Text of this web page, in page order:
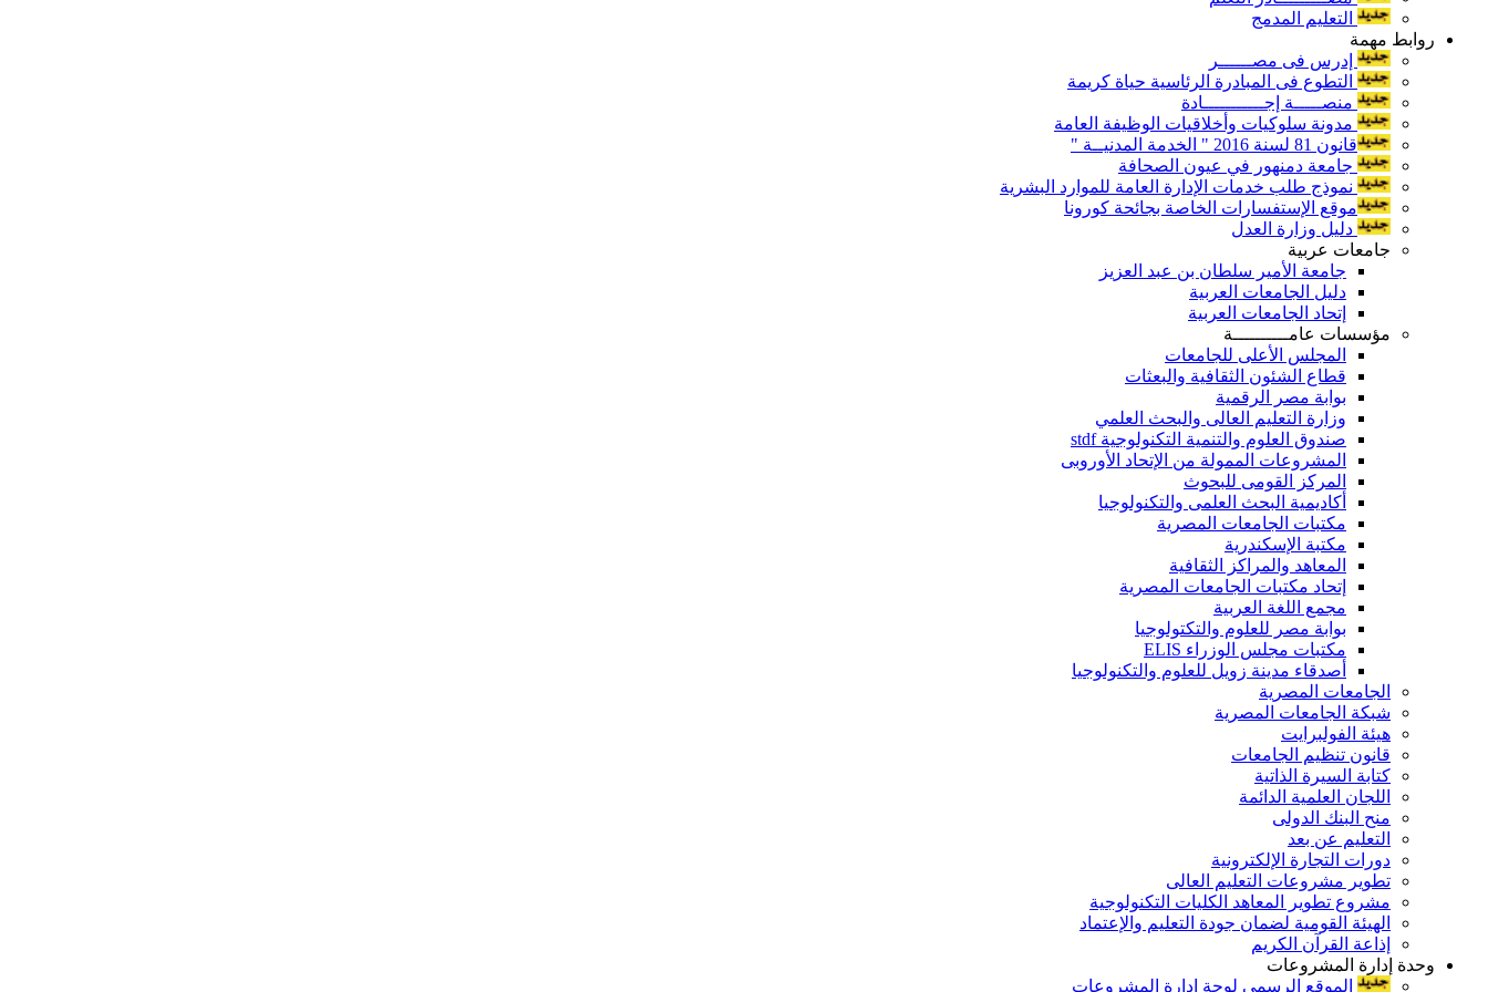
التعليم المدمج
روابط مهمة
إدرس فى مصــــــر
التطوع فى المبادرة الرئاسية حياة كريمة
منصـــــة إجـــــــــــادة
مدونة سلوكيات وأخلاقيات الوظيفة العامة
قانون 81 لسنة 2016 " الخدمة المدنيــة "
جامعة دمنهور في عيون الصحافة
نموذج طلب خدمات الإدارة العامة للموارد البشرية
موقع الإستفسارات الخاصة بجائحة كورونا
دليل وزارة العدل
جامعات عربية
جامعة الأمير سلطان بن عبد العزيز
دليل الجامعات العربية
إتحاد الجامعات العربية
مؤسسات عامــــــــــة
المجلس الأعلى للجامعات
قطاع الشئون الثقافية والبعثات
بوابة مصر الرقمية
وزارة التعليم العالى والبحث العلمي
صندوق العلوم والتنمية التكنولوجية stdf
المشروعات الممولة من الإتحاد الأوروبى
المركز القومى للبحوث
أكاديمية البحث العلمى والتكنولوجيا
مكتبات الجامعات المصرية
مكتبة الإسكندرية
المعاهد والمراكز الثقافية
إتحاد مكتبات الجامعات المصرية
مجمع اللغة العربية
بوابة مصر للعلوم والتكتولوجيا
مكتبات مجلس الوزراء ELIS
أصدقاء مدينة زويل للعلوم والتكنولوجيا
الجامعات المصرية
شبكة الجامعات المصرية
هيئة الفولبرايت
قانون تنظيم الجامعات
كتابة السيرة الذاتية
اللجان العلمية الدائمة
منح البنك الدولى
التعليم عن بعد
دورات التجارة الإلكترونية
تطوير مشروعات التعليم العالى
مشروع تطوير المعاهد الكليات التكنولوجية
الهيئة القومية لضمان جودة التعليم والإعتماد
إذاعة القرآن الكريم
وحدة إدارة المشروعات
الموقع الرسمى لوحة إدارة المشروعات